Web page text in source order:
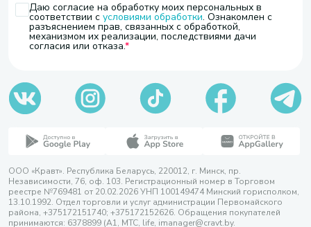
Даю согласие на обработку моих персональных в
соответствии с условиями обработки. Ознакомлен с
разъяснением прав, связанных с обработкой,
механизмом их реализации, последствиями дачи
согласия или отказа.
ООО «Кравт». Республика Беларусь, 220012, г. Минск, пр.
Независимости, 76, оф. 103. Регистрационный номер в Торговом
реестре №769481 от 20.02.2026 УНП 100149474 Минский горисполком,
13.10.1992. Отдел торговли и услуг администрации Первомайского
района, +375172151740; +375172152626. Обращения покупателей
принимаются: 6378899 (А1, МТС, life, imanager@cravt.by.